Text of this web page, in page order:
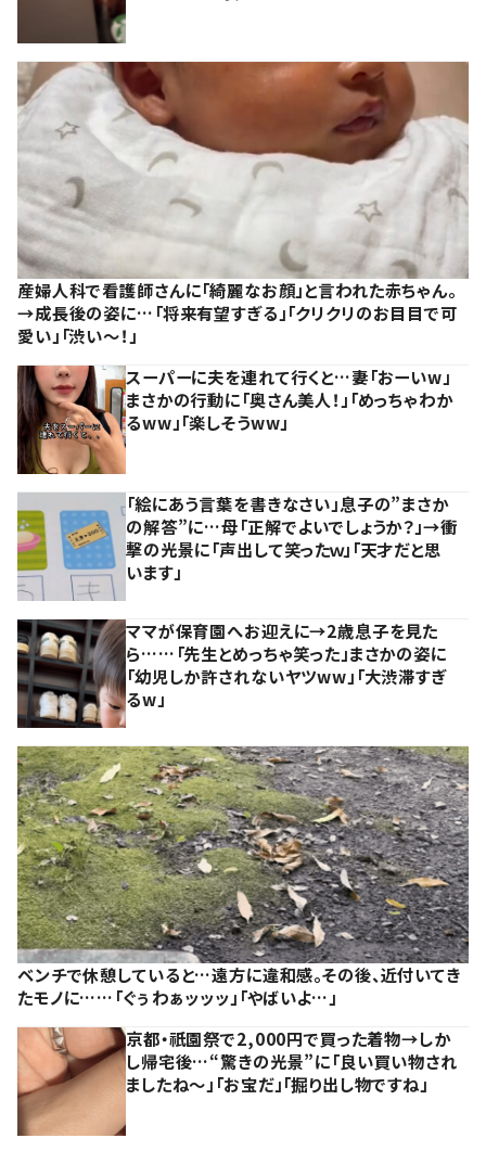
産婦人科で看護師さんに「綺麗なお顔」と言われた赤ちゃん。
→成長後の姿に…「将来有望すぎる」「クリクリのお目目で可
愛い」「渋い～！」
スーパーに夫を連れて行くと…妻「おーいw」
まさかの行動に「奥さん美人！」「めっちゃわか
るww」「楽しそうww」
「絵にあう言葉を書きなさい」息子の”まさか
の解答”に…母「正解でよいでしょうか？」→衝
撃の光景に「声出して笑ったｗ」「天才だと思
います」
ママが保育園へお迎えに→2歳息子を見た
ら……「先生とめっちゃ笑った」まさかの姿に
「幼児しか許されないヤツww」「大渋滞すぎ
るw」
ベンチで休憩していると…遠方に違和感。その後、近付いてき
たモノに……「ぐぅわぁッッッ」「やばいよ…」
京都・祇園祭で2,000円で買った着物→しか
し帰宅後…“驚きの光景”に「良い買い物され
ましたね～」「お宝だ」「掘り出し物ですね」